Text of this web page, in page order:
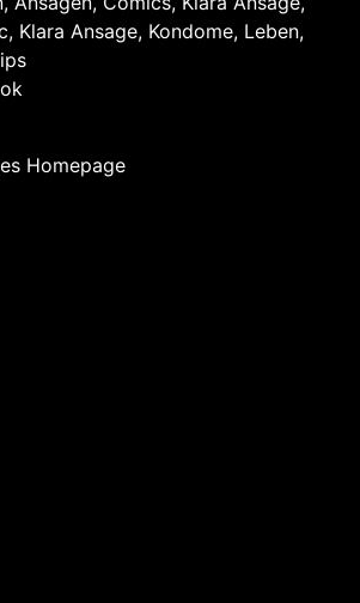
, Klara Ansage, Kondome, Leben,
Homepage